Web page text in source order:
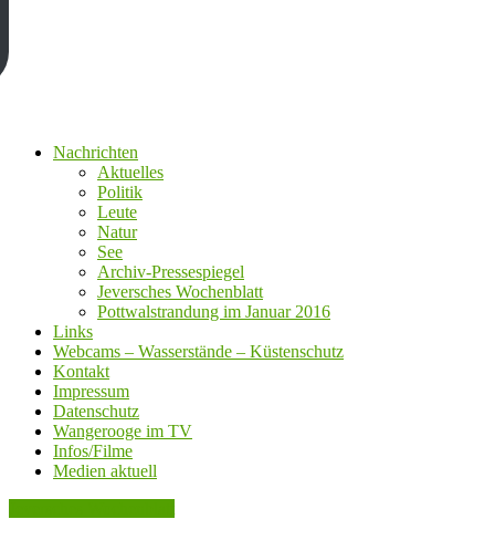
Nachrichten
Aktuelles
Politik
Leute
Natur
See
Archiv-Pressespiegel
Jeversches Wochenblatt
Pottwalstrandung im Januar 2016
Links
Webcams – Wasserstände – Küstenschutz
Kontakt
Impressum
Datenschutz
Wangerooge im TV
Infos/Filme
Medien aktuell